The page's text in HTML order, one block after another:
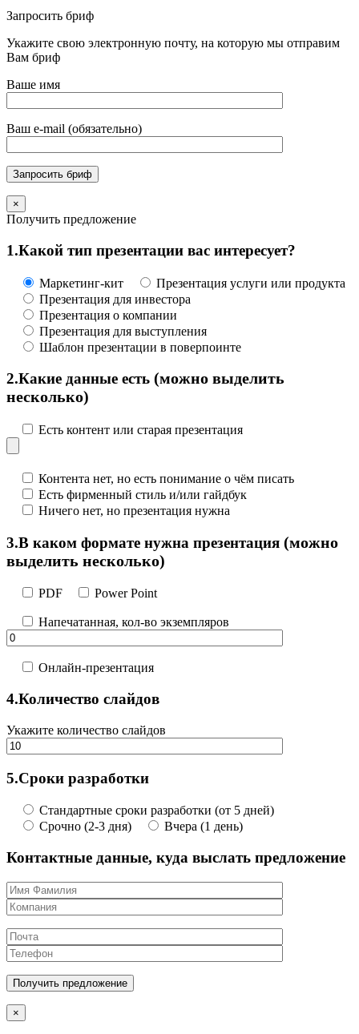
Запросить бриф
Укажите свою электронную почту, на которую мы отправим
Вам бриф
Ваше имя
Ваш e-mail (обязательно)
×
Получить предложение
1.Какой тип презентации вас интересует?
Маркетинг-кит
Презентация услуги или продукта
Презентация для инвестора
Презентация о компании
Презентация для выступления
Шаблон презентации в поверпоинте
2.Какие данные есть (можно выделить
несколько)
Есть контент или старая презентация
Контента нет, но есть понимание о чём писать
Есть фирменный стиль и/или гайдбук
Ничего нет, но презентация нужна
3.В каком формате нужна презентация (можно
выделить несколько)
PDF Power Point
Напечатанная, кол-во экземпляров
Онлайн-презентация
4.Количество слайдов
Укажите количество слайдов
5.Сроки разработки
Стандартные сроки разработки (от 5 дней)
Срочно (2-3 дня)
Вчера (1 день)
Контактные данные, куда выслать предложение
×